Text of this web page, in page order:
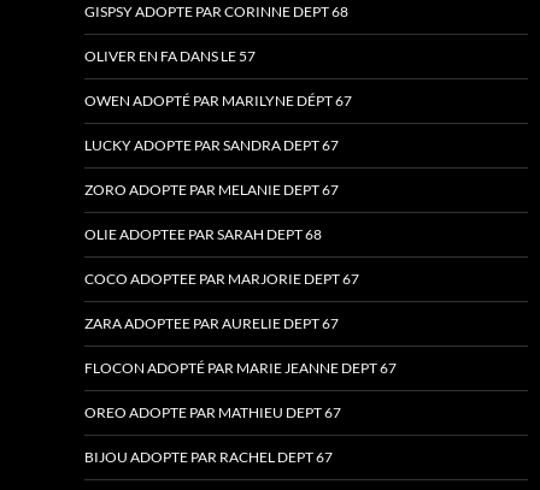
GISPSY ADOPTE PAR CORINNE DEPT 68
OLIVER EN FA DANS LE 57
OWEN ADOPTÉ PAR MARILYNE DÉPT 67
LUCKY ADOPTE PAR SANDRA DEPT 67
ZORO ADOPTE PAR MELANIE DEPT 67
OLIE ADOPTEE PAR SARAH DEPT 68
COCO ADOPTEE PAR MARJORIE DEPT 67
ZARA ADOPTEE PAR AURELIE DEPT 67
FLOCON ADOPTÉ PAR MARIE JEANNE DEPT 67
OREO ADOPTE PAR MATHIEU DEPT 67
BIJOU ADOPTE PAR RACHEL DEPT 67